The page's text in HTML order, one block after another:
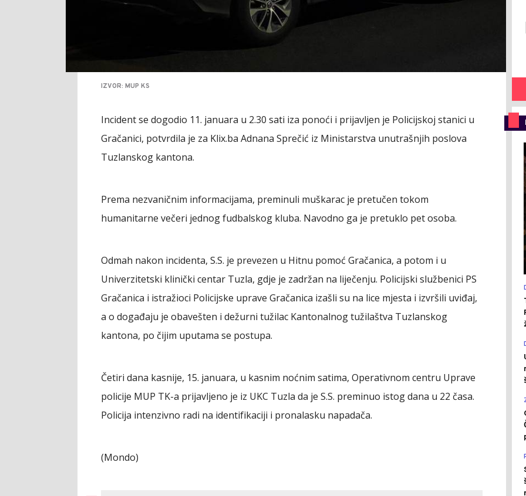
IZVOR: MUP KS
Incident se dogodio 11. januara u 2.30 sati iza ponoći i prijavljen je Policijskoj stanici u
Gračanici, potvrdila je za Klix.ba Adnana Sprečić iz Ministarstva unutrašnjih poslova
Tuzlanskog kantona.
Prema nezvaničnim informacijama, preminuli muškarac je pretučen tokom
humanitarne večeri jednog fudbalskog kluba. Navodno ga je pretuklo pet osoba.
Odmah nakon incidenta, S.S. je prevezen u Hitnu pomoć Gračanica, a potom i u
Univerzitetski klinički centar Tuzla, gdje je zadržan na liječenju. Policijski službenici PS
Gračanica i istražioci Policijske uprave Gračanica izašli su na lice mjesta i izvršili uviđaj,
a o događaju je obavešten i dežurni tužilac Kantonalnog tužilaštva Tuzlanskog
kantona, po čijim uputama se postupa.
Četiri dana kasnije, 15. januara, u kasnim noćnim satima, Operativnom centru Uprave
policije MUP TK-a prijavljeno je iz UKC Tuzla da je S.S. preminuo istog dana u 22 časa.
Policija intenzivno radi na identifikaciji i pronalasku napadača.
(Mondo)